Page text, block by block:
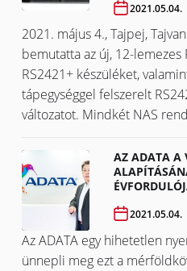
2021.05.04.
2021. május 4., Tajpej,
bemutatta az új, 12-lemezes
RS2421+ készüléket,
tápegységgel felszerelt
változatot. Mindkét NAS
AZ ADATA A
2021.05.04.
Az ADATA egy hihetetlen
ünnepli meg ezt a